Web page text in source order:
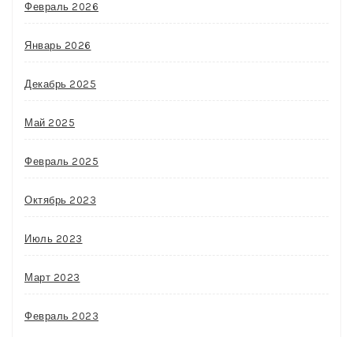
Февраль 2026
Январь 2026
Декабрь 2025
Май 2025
Февраль 2025
Октябрь 2023
Июль 2023
Март 2023
Февраль 2023